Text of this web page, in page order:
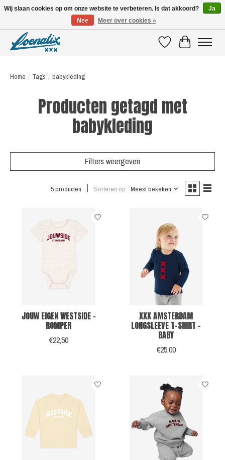
VerlanglijstWinkelwagen
Home / Tags / babykleding
Producten getagd met
babykleding
Filters weergeven
5 producten Sorteren op Meest bekeken
JOUW EIGEN WESTSIDE -
ROMPER
€22,50
XXX AMSTERDAM
LONGSLEEVE T-SHIRT -
BABY
€25,00
Wij slaan cookies op om onze website te verbeteren. Is dat akkoord?
Ja
Nee
Meer over cookies »